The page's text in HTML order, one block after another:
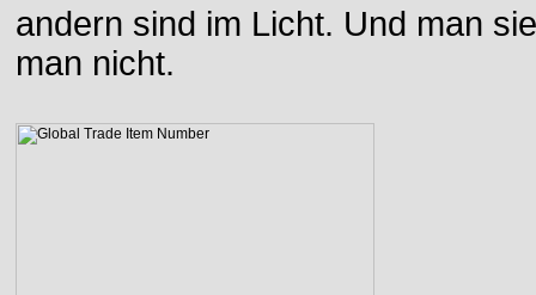
andern sind im Licht. Und man
man nicht.